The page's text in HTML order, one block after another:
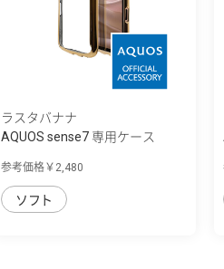
ラスタバナナ
AQUOS sense7 専用ケース
参考価格￥2,480
ソフト